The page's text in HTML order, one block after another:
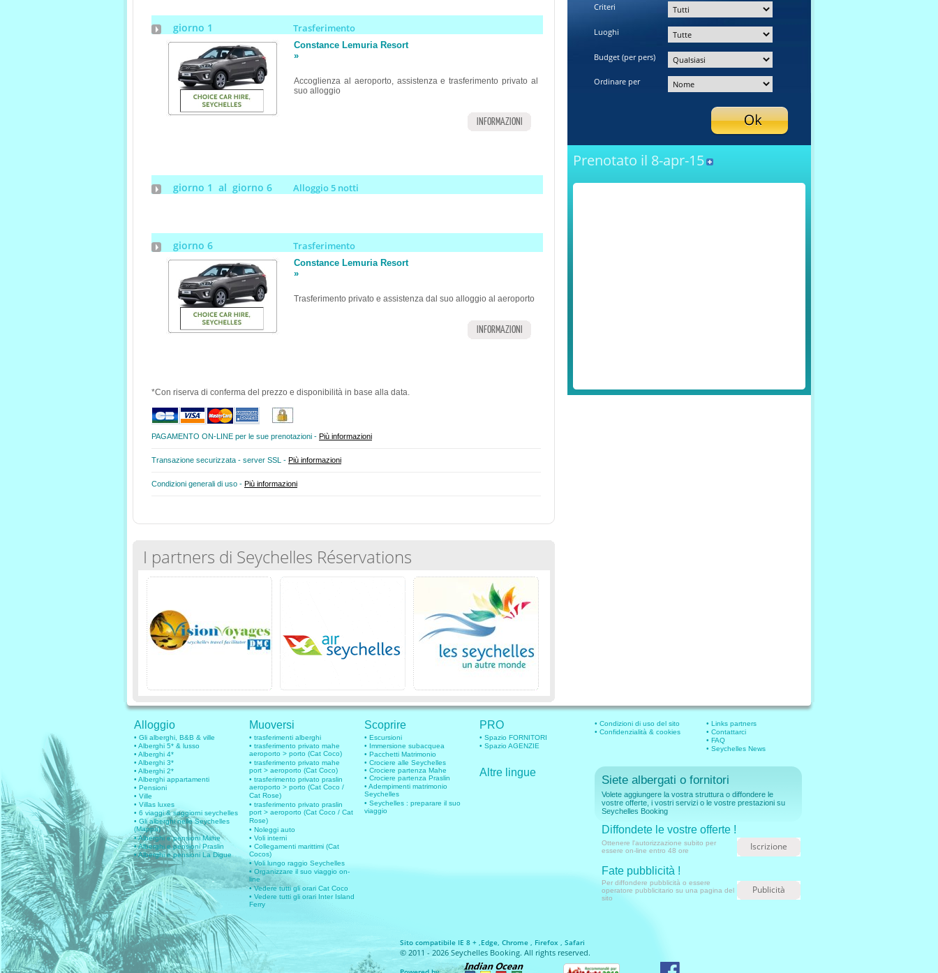
giorno 1 Trasferimento
Constance Lemuria Resort
»
Accoglienza al aeroporto, assistenza e trasferimento privato al
suo alloggio
INFORMAZIONI
giorno 1 al giorno 6 Alloggio 5 notti
giorno 6 Trasferimento
Constance Lemuria Resort
»
Trasferimento privato e assistenza dal suo alloggio al aeroporto
INFORMAZIONI
*Con riserva di conferma del prezzo e disponibilità in base alla data.
PAGAMENTO ON-LINE per le sue prenotazioni - Più informazioni
Transazione securizzata - server SSL - Più informazioni
Condizioni generali di uso - Più informazioni
I partners di Seychelles Réservations
Criteri
Luoghi
Budget (per pers)
Ordinare per
Prenotato il 8-apr-15
Alloggio
• Gli alberghi, B&B & ville
• Alberghi 5* & lusso
• Alberghi 4*
• Alberghi 3*
• Alberghi 2*
• Alberghi appartamenti
• Pensioni
• Ville
• Villas luxes
• 6 viaggi & soggiorni seychelles
• Gli alberghi nelle Seychelles
(Mappa)
• Alberghi e pensioni Mahe
• Alberghi e pensioni Praslin
• Alberghi e pensioni La Digue
Muoversi
• trasferimenti alberghi
• trasferimento privato mahe
aeroporto > porto (Cat Coco)
• trasferimento privato mahe
port > aeroporto (Cat Coco)
• trasferimento privato praslin
aeroporto > porto (Cat Coco /
Cat Rose)
• trasferimento privato praslin
port > aeroporto (Cat Coco / Cat
Rose)
• Noleggi auto
• Voli interni
• Collegamenti marittimi (Cat
Cocos)
• Voli lungo raggio Seychelles
• Organizzare il suo viaggio on-
line
• Vedere tutti gli orari Cat Coco
• Vedere tutti gli orari Inter Island
Ferry
Scoprire
• Escursioni
• Immersione subacquea
• Pacchetti Matrimonio
• Crociere alle Seychelles
• Crociere partenza Mahe
• Crociere partenza Praslin
• Adempimenti matrimonio
Seychelles
• Seychelles : preparare il suo
viaggio
PRO
• Spazio FORNITORI
• Spazio AGENZIE
Altre lingue
• Condizioni di uso del sito
• Confidenzialità & cookies
• Links partners
• Contattarci
• FAQ
• Seychelles News
Siete albergati o fornitori
Volete aggiungere la vostra struttura o diffondere le
vostre offerte, i vostri servizi o le vostre prestazioni su
Seychelles Booking
Diffondete le vostre offerte !
Ottenere l'autorizzazione subito per
essere on-line entro 48 ore
Iscrizione
Fate pubblicità !
Per diffondere pubblicità o essere
operatore pubblicitario su una pagina del
sito
Publicità
Sito compatibile IE 8 + ,Edge, Chrome , Firefox , Safari
© 2011 - 2026 Seychelles Booking. All rights reserved.